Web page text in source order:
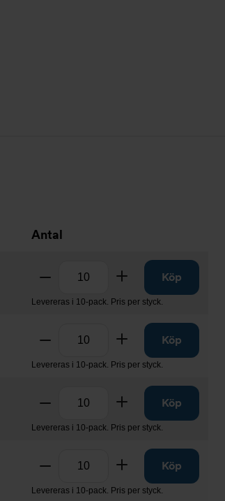
Antal
Ta bort Lägg tillKöp
Levereras i 10-pack. Pris per styck.
Ta bort Lägg tillKöp
Levereras i 10-pack. Pris per styck.
Ta bort Lägg tillKöp
Levereras i 10-pack. Pris per styck.
Ta bort Lägg tillKöp
Levereras i 10-pack. Pris per styck.